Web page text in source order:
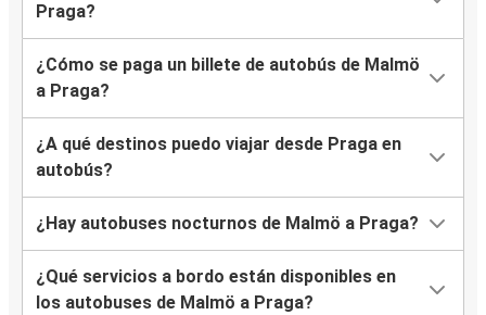
Praga?
¿Cómo se paga un billete de autobús de Malmö
a Praga?
¿A qué destinos puedo viajar desde Praga en
autobús?
¿Hay autobuses nocturnos de Malmö a Praga?
¿Qué servicios a bordo están disponibles en
los autobuses de Malmö a Praga?